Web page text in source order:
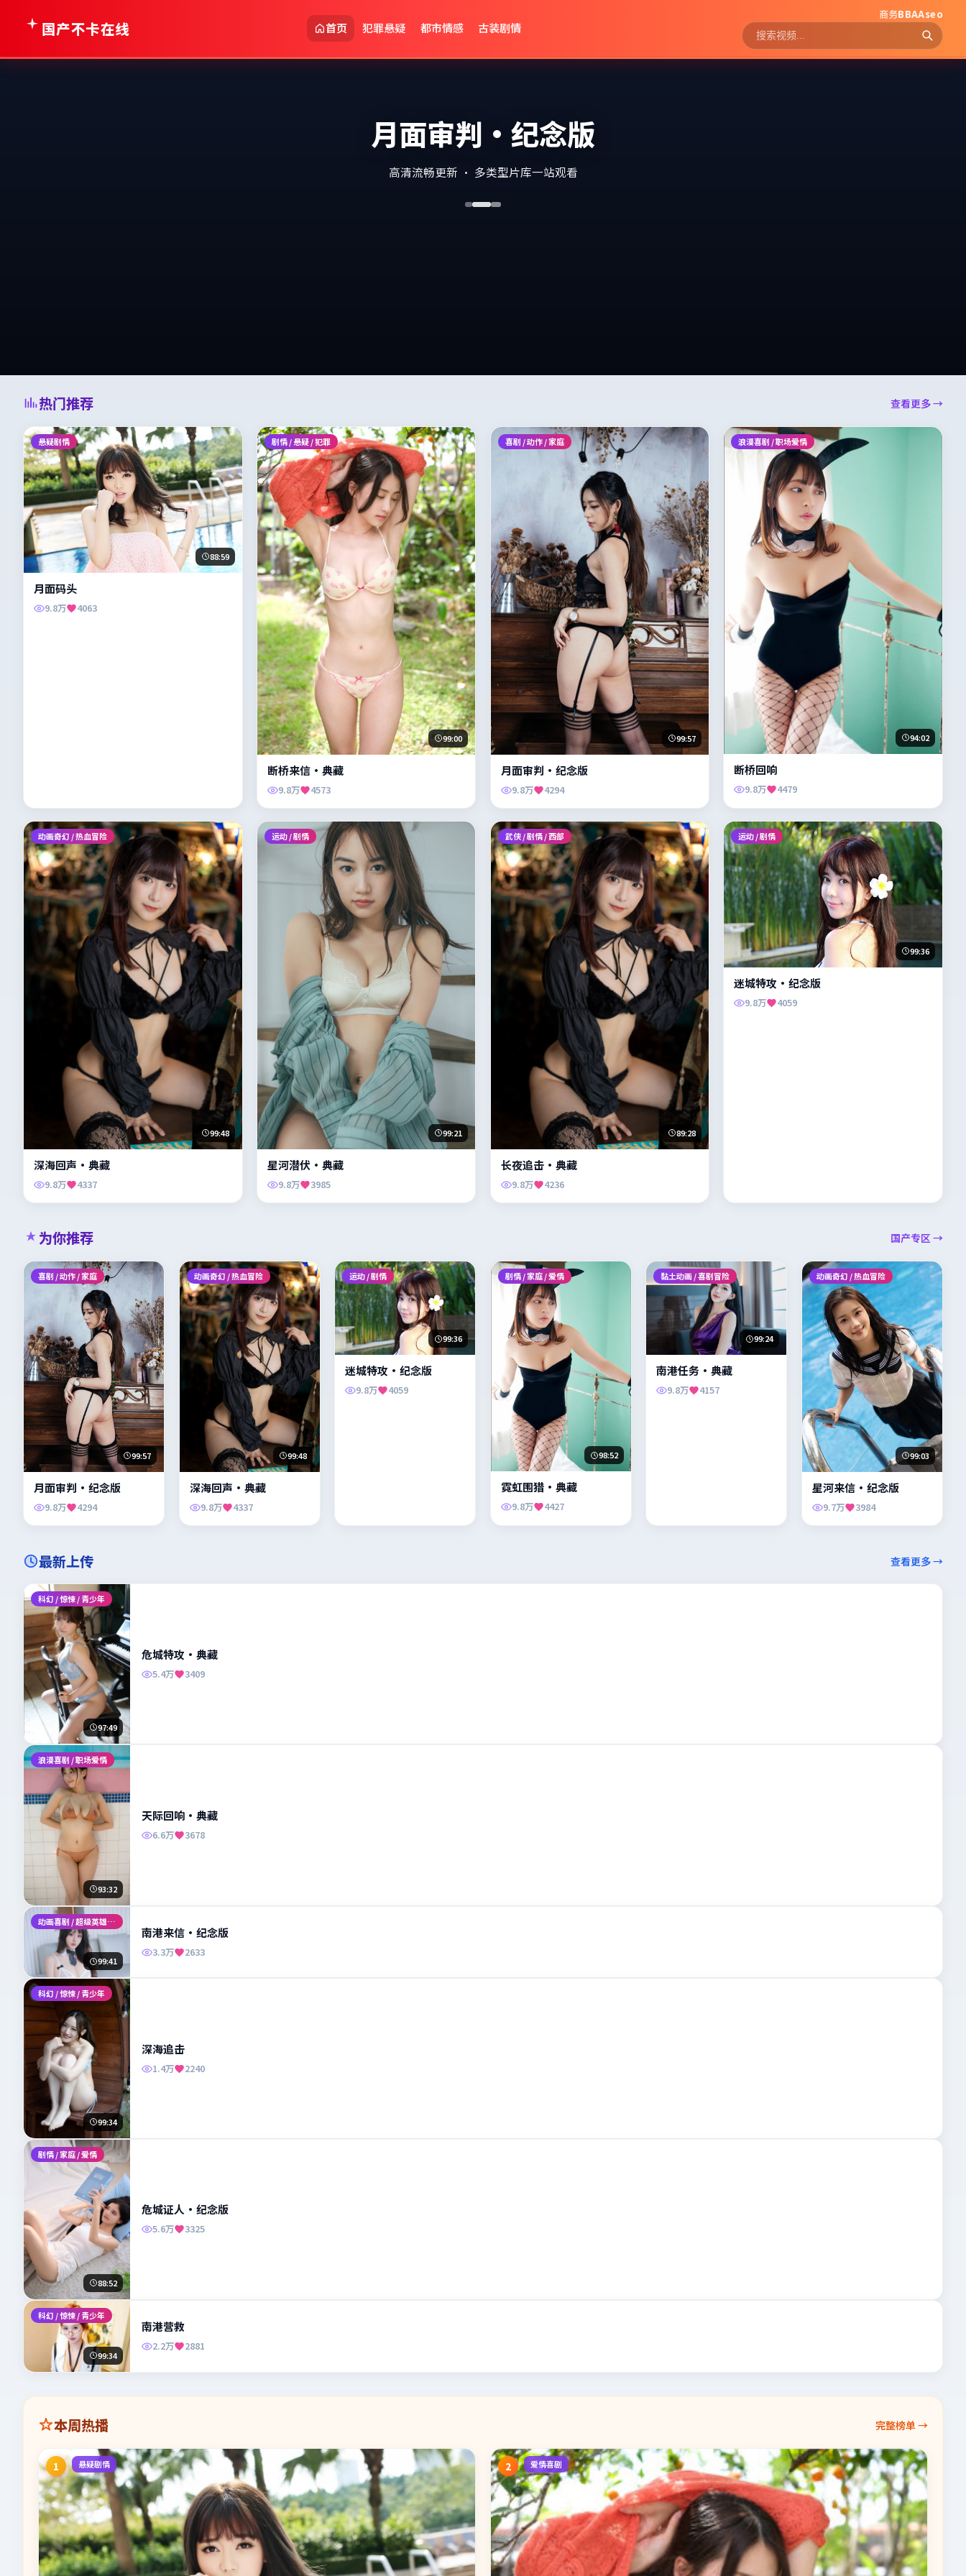
国产不卡在线 首页 犯罪悬疑 都市情感 古装剧情
商务BBAAseo
月面审判·纪念版
高清流畅更新 · 多类型片库一站观看
热门推荐 查看更多 →
悬疑剧情
88:59
月面码头
9.8万 4063
剧情 / 悬疑 / 犯罪
99:00
断桥来信·典藏
9.8万 4573
喜剧 / 动作 / 家庭
99:57
月面审判·纪念版
9.8万 4294
浪漫喜剧 / 职场爱情
94:02
断桥回响
9.8万 4479
动画奇幻 / 热血冒险
99:48
深海回声·典藏
9.8万 4337
运动 / 剧情
99:21
星河潜伏·典藏
9.8万 3985
武侠 / 剧情 / 西部
89:28
长夜追击·典藏
9.8万 4236
运动 / 剧情
99:36
迷城特攻·纪念版
9.8万 4059
为你推荐 国产专区 →
喜剧 / 动作 / 家庭
99:57
月面审判·纪念版
9.8万 4294
动画奇幻 / 热血冒险
99:48
深海回声·典藏
9.8万 4337
运动 / 剧情
99:36
迷城特攻·纪念版
9.8万 4059
剧情 / 家庭 / 爱情
98:52
霓虹围猎·典藏
9.8万 4427
黏土动画 / 喜剧冒险
99:24
南港任务·典藏
9.8万 4157
动画奇幻 / 热血冒险
99:03
星河来信·纪念版
9.7万 3984
最新上传 查看更多 →
科幻 / 惊悚 / 青少年
97:49
危城特攻·典藏
5.4万 3409
浪漫喜剧 / 职场爱情
93:32
天际回响·典藏
6.6万 3678
动画喜剧 / 超级英雄 / 冒险
99:41
南港来信·纪念版
3.3万 2633
科幻 / 惊悚 / 青少年
99:34
深海追击
1.4万 2240
剧情 / 家庭 / 爱情
88:52
危城证人·纪念版
5.6万 3325
科幻 / 惊悚 / 青少年
99:34
南港营救
2.2万 2881
本周热播 完整榜单 →
1 悬疑剧情 2 爱情喜剧